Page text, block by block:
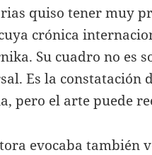
quiso tener muy
crónica
Su cuadro no es
Es la constatación
pero el arte puede
evocaba también